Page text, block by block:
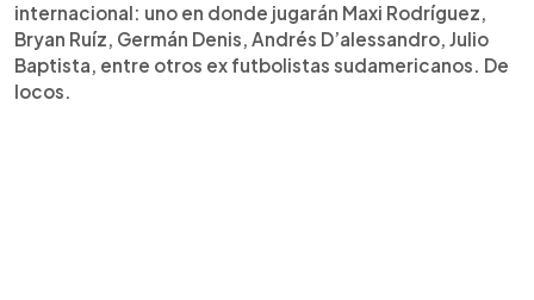
internacional: uno en donde jugarán Maxi Rodríguez,
Bryan Ruíz, Germán Denis, Andrés D’alessandro, Julio
Baptista, entre otros ex futbolistas sudamericanos. De
locos.